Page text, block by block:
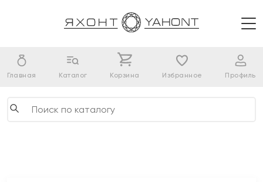
Главная Каталог Корзина Избранное Профиль